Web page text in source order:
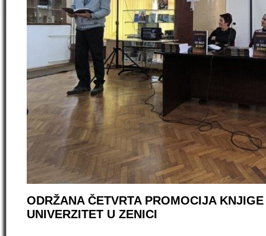
ODRŽANA ČETVRTA PROMOCIJA
UNIVERZITET U ZENICI